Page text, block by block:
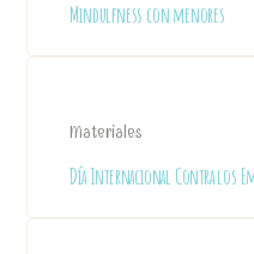
Mindulfness con menores
Materiales
Día Internacional Contra los